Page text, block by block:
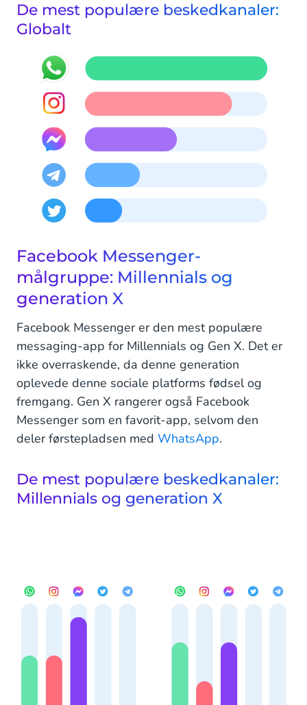
De mest populære beskedkanaler:
Globalt
Facebook Messenger-
målgruppe: Millennials og
generation X
Facebook Messenger er den mest populære
messaging-app for Millennials og Gen X. Det er
ikke overraskende, da denne generation
oplevede denne sociale platforms fødsel og
fremgang. Gen X rangerer også Facebook
Messenger som en favorit-app, selvom den
deler førstepladsen med WhatsApp.
De mest populære beskedkanaler:
Millennials og generation X